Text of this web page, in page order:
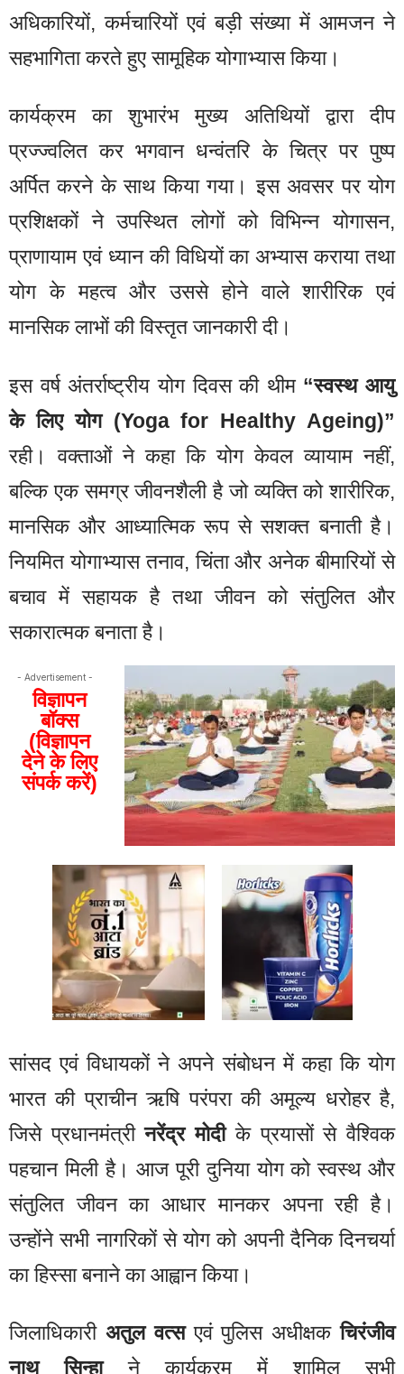
अधिकारियों, कर्मचारियों एवं बड़ी संख्या में आमजन ने
सहभागिता करते हुए सामूहिक योगाभ्यास किया।
कार्यक्रम का शुभारंभ मुख्य अतिथियों द्वारा दीप
प्रज्ज्वलित कर भगवान धन्वंतरि के चित्र पर पुष्प
अर्पित करने के साथ किया गया। इस अवसर पर योग
प्रशिक्षकों ने उपस्थित लोगों को विभिन्न योगासन,
प्राणायाम एवं ध्यान की विधियों का अभ्यास कराया तथा
योग के महत्व और उससे होने वाले शारीरिक एवं
मानसिक लाभों की विस्तृत जानकारी दी।
इस वर्ष अंतर्राष्ट्रीय योग दिवस की थीम “स्वस्थ आयु
के लिए योग (Yoga for Healthy Ageing)”
रही। वक्ताओं ने कहा कि योग केवल व्यायाम नहीं,
बल्कि एक समग्र जीवनशैली है जो व्यक्ति को शारीरिक,
मानसिक और आध्यात्मिक रूप से सशक्त बनाती है।
नियमित योगाभ्यास तनाव, चिंता और अनेक बीमारियों से
बचाव में सहायक है तथा जीवन को संतुलित और
सकारात्मक बनाता है।
- Advertisement -
विज्ञापन
बॉक्स
(विज्ञापन
देने के लिए
संपर्क करें)
सांसद एवं विधायकों ने अपने संबोधन में कहा कि योग
भारत की प्राचीन ऋषि परंपरा की अमूल्य धरोहर है,
जिसे प्रधानमंत्रीनरेंद्र मोदीके प्रयासों से वैश्विक
पहचान मिली है। आज पूरी दुनिया योग को स्वस्थ और
संतुलित जीवन का आधार मानकर अपना रही है।
उन्होंने सभी नागरिकों से योग को अपनी दैनिक दिनचर्या
का हिस्सा बनाने का आह्वान किया।
जिलाधिकारी अतुल वत्सएवं पुलिस अधीक्षकचिरंजीव
नाथ सिन्हाने कार्यक्रम में शामिल सभी